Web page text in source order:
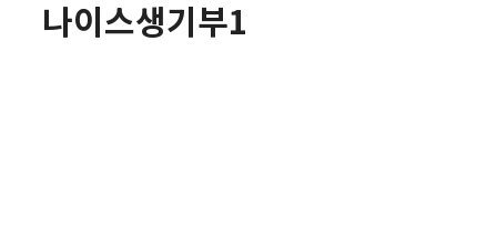
나이스생기부1